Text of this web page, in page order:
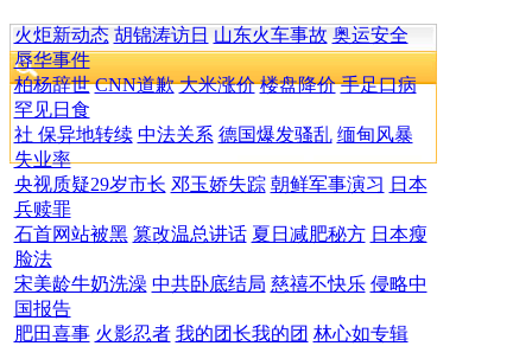
火炬新动态 胡锦涛访日 山东火车事故 奥运安全
辱华事件
柏杨辞世 CNN道歉 大米涨价 楼盘降价 手足口病
罕见日食
社 保异地转续 中法关系 德国爆发骚乱 缅甸风暴
失业率
央视质疑29岁市长 邓玉娇失踪 朝鲜军事演习 日本
兵赎罪
石首网站被黑 篡改温总讲话 夏日减肥秘方 日本瘦
脸法
宋美龄牛奶洗澡 中共卧底结局 慈禧不快乐 侵略中
国报告
肥田喜事 火影忍者 我的团长我的团 林心如专辑